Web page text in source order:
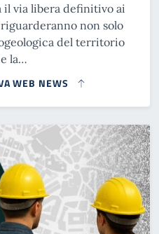
il via libera definitivo ai
non solo
del territorio
la…
WEB NEWS